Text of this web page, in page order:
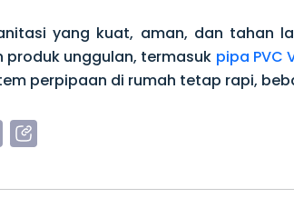
yang kuat, aman, dan tahan
produk unggulan, termasuk pipa PVC
perpipaan di rumah tetap rapi,